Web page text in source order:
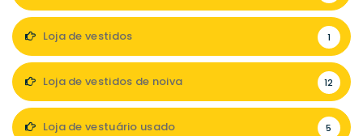
Loja de vestidos 1
Loja de vestidos de noiva 12
Loja de vestuário usado 5